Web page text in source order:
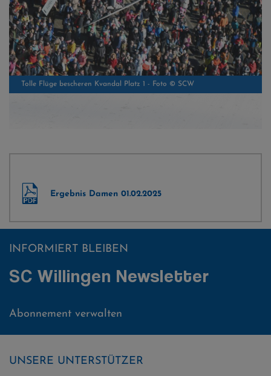
Ergebnis Damen 01.02.2025
INFORMIERT BLEIBEN
SC Willingen Newsletter
Abonnement verwalten
UNSERE UNTERSTÜTZER